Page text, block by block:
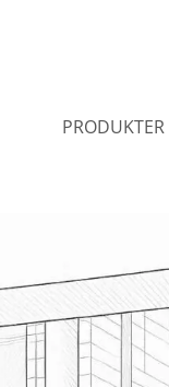
PRODUKTER​